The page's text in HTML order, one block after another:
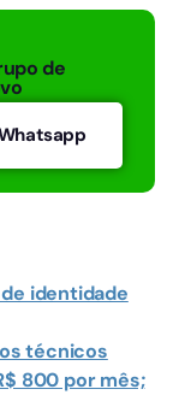
de
identidade
técnicos
800 por mês;